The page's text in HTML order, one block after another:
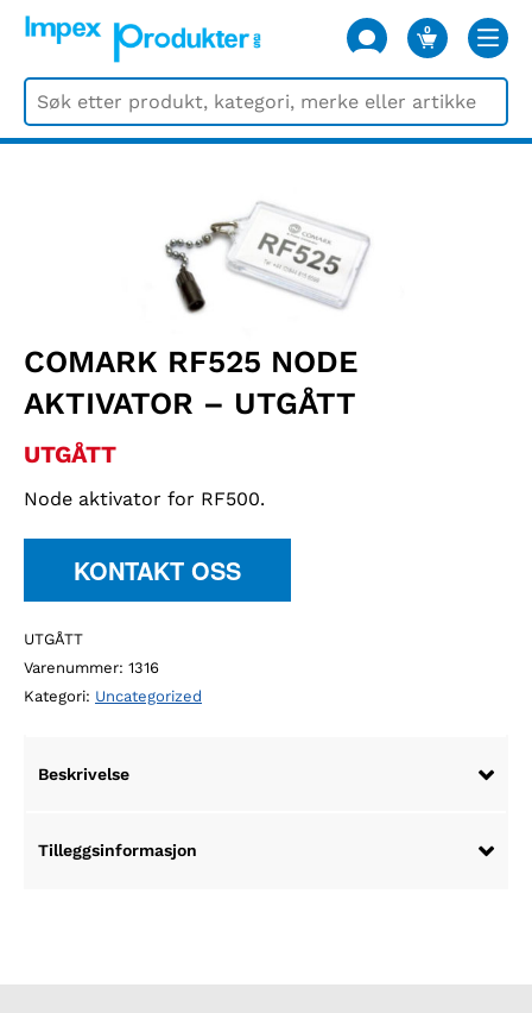
0
VARER
COMARK RF525 NODE
AKTIVATOR – UTGÅTT
UTGÅTT
Node aktivator for RF500.
KONTAKT OSS
UTGÅTT
Varenummer: 1316
Kategori: Uncategorized
Beskrivelse
Tilleggsinformasjon